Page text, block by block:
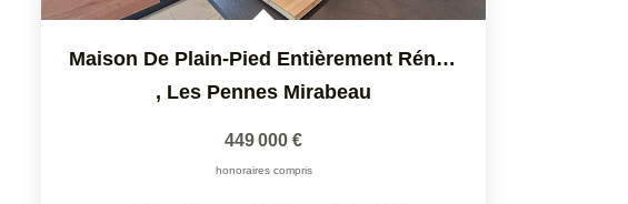
Maison De Plain-Pied Entièrement Rénovée Les Pennes-Mirabeau
, Les Pennes Mirabeau
449 000 €
honoraires compris